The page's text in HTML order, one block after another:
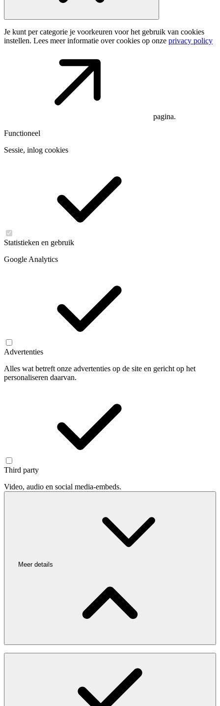
Je kunt per categorie je voorkeuren voor het gebruik van cookies
instellen. Lees meer informatie over cookies op onze privacy policy
pagina.
Functioneel
Sessie, inlog cookies
Statistieken en gebruik
Google Analytics
Advertenties
Alles wat betreft onze advertenties op de site en gericht op het
personaliseren daarvan.
Third party
Video, audio en social media-embeds.
Meer details